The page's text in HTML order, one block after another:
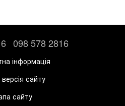
098 578 2816
інформація
сайту
сайту